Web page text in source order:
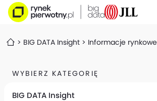
BIG DATA Insight Informacje rynkowe
WYBIERZ KATEGORIĘ
BIG DATA Insight